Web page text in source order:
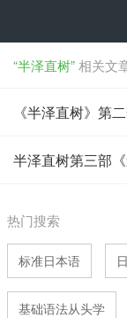
“半泽直树”相关文
《半泽直树》第
半泽直树第三部
热门搜索
标准日本语
基础语法从头学